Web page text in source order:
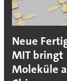
Neue
MIT bringt
Moleküle